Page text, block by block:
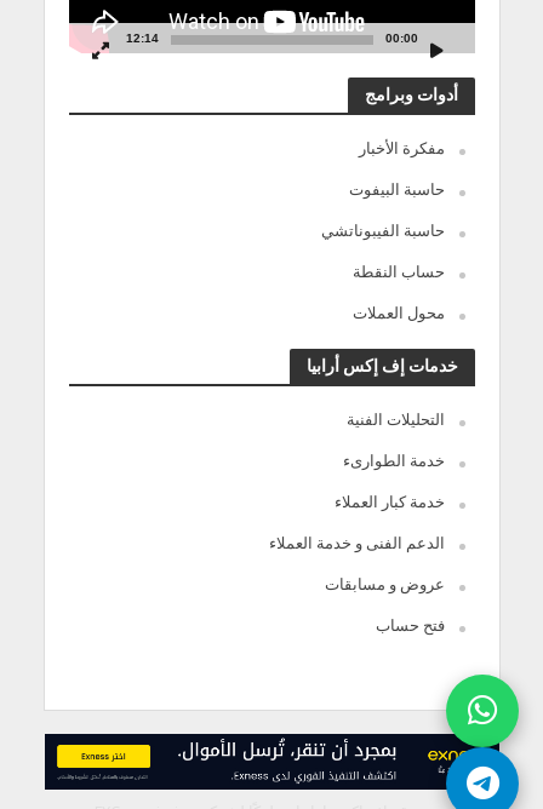
00:00
12:14
أدوات وبرامج
مفكرة الأخبار
حاسبة البيفوت
حاسبة الفيبوناتشي
حساب النقطة
محول العملات
خدمات إف إكس أرابيا
التحليلات الفنية
خدمة الطوارىء
خدمة كبار العملاء
الدعم الفنى و خدمة العملاء
عروض و مسابقات
فتح حساب